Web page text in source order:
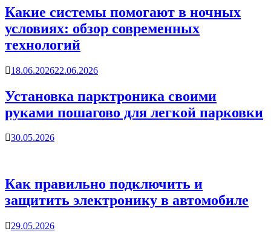
Какие системы помогают в ночных
условиях: обзор современных
технологий
18.06.202622.06.2026
Установка парктроника своими
руками пошагово для легкой парковки
30.05.2026
Как правильно подключить и
защитить электронику в автомобиле
29.05.2026